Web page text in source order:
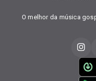
O melhor da música